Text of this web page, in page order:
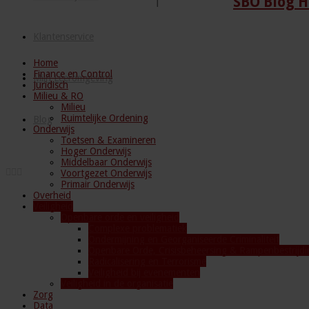
Mijn Leeromgeving
Blog
Home
Finance en Control
Juridisch
Milieu & RO
Milieu
Ruimtelijke Ordening
Onderwijs
Toetsen & Examineren
Hoger Onderwijs
Middelbaar Onderwijs
Voortgezet Onderwijs
Primair Onderwijs
Overheid
Zorg
Data